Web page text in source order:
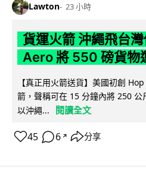
Lawton 23 小時
貨運火箭 沖繩飛台
Aero 將 550 磅貨物
【真正用火箭送貨】美國初創
箭，聲稱可在 15 分鐘內將 250
以沖繩...
閱讀全文
45 6 ↗ 分享